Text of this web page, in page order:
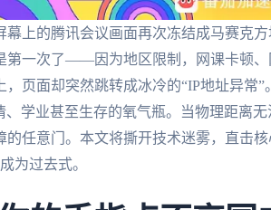
上的腾讯会议画面再次冻结成马赛克
第一次了——因为地区限制，网课卡顿、
页面却突然跳转成冰冷的“IP地址异常”
学业甚至生存的氧气瓶。当物理距离
任意门。本文将撕开技术迷雾，直击
为过去式。